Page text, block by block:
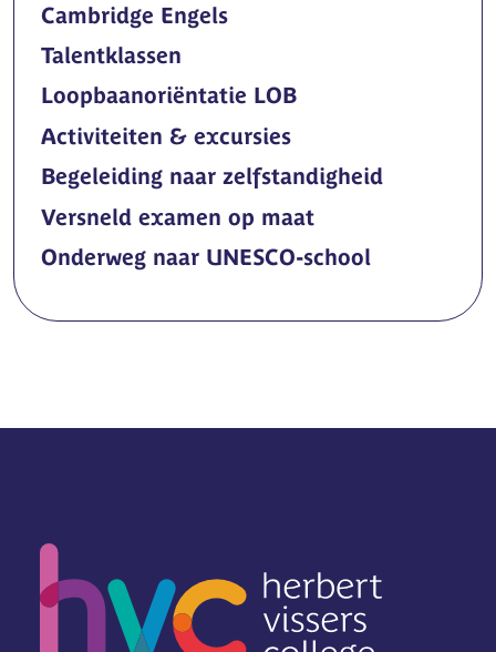
Cambridge Engels
Talentklassen
Loopbaanoriëntatie LOB
Activiteiten & excursies
Begeleiding naar zelfstandigheid
Versneld examen op maat
Onderweg naar UNESCO-school